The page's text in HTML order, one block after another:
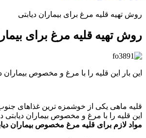
روش تهیه قلیه مرغ برای بیماران دیابتی
روش تهیه قلیه مرغ برای
این بار این قلیه را با مرغ و مخصوص بیماران
قلیه ماهی یکی از خوشمزه ترین غذاهای
این قلیه را با مرغ و مخصوص بیماران
مواد لازم برای قلیه مرغ مخصوص بیماران